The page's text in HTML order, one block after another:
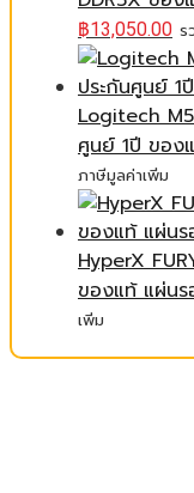
฿13,050.00 ร
Logitech
ศูนย์ 1ปี ของ
ภาษีมูลค่าเพิ่ม
HyperX
ของแท้ แผ่นร
เพิ่ม